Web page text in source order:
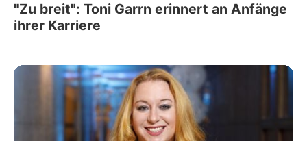
"Zu breit": Toni Garrn erinnert an Anfänge
ihrer Karriere